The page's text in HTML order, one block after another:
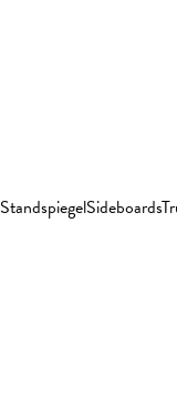
StandspiegelSideboards